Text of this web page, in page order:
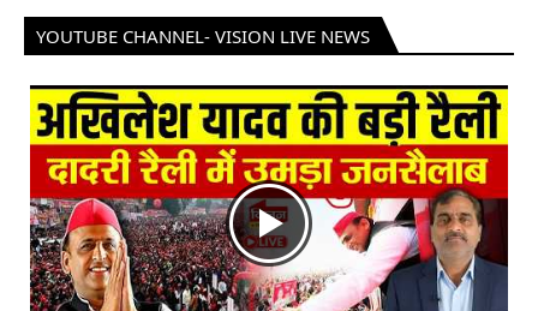
YOUTUBE CHANNEL- VISION LIVE NEWS